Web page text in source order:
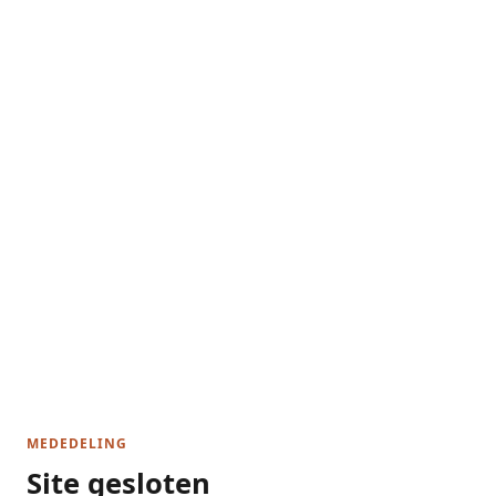
MEDEDELING
Site gesloten